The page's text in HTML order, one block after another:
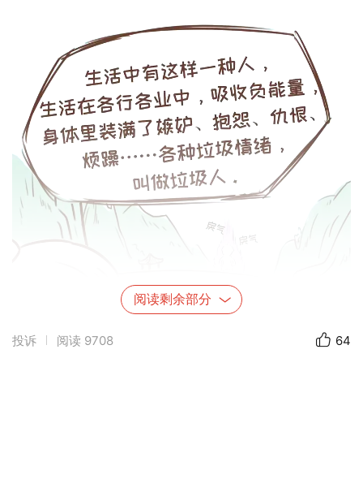
阅读剩余部分
投诉 阅读 9708 64